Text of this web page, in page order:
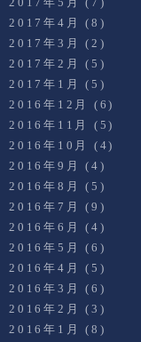
2017年4月
(8)
2017年3月
(2)
2017年2月
(5)
2017年1月
(5)
2016年12月
(6)
2016年11月
(5)
2016年10月
(4)
2016年9月
(4)
2016年8月
(5)
2016年7月
(9)
2016年6月
(4)
2016年5月
(6)
2016年4月
(5)
2016年3月
(6)
2016年2月
(3)
2016年1月
(8)